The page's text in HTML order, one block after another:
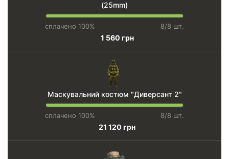
(25mm)
сплачено 100% 8/8 шт.
1 560 грн
Маскувальний костюм "Диверсант 2"
сплачено 100% 8/8 шт.
21 120 грн